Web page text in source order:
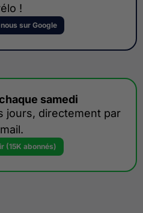
!
sur Google
samedi
jours, directement par
(15K abonnés)